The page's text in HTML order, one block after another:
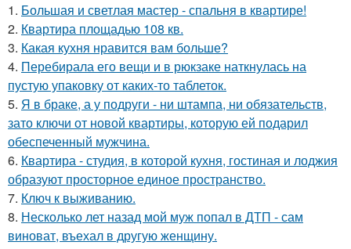
1. Большая и светлая мастер - спальня в квартире!
2. Квартира площадью 108 кв.
3. Какая кухня нравится вам больше?
4. Перебирала его вещи и в рюкзаке наткнулась на
пустую упаковку от каких-то таблеток.
5. Я в браке, а у подруги - ни штампа, ни обязательств,
зато ключи от новой квартиры, которую ей подарил
обеспеченный мужчина.
6. Квартира - студия, в которой кухня, гостиная и лоджия
образуют просторное единое пространство.
7. Ключ к выживанию.
8. Несколько лет назад мой муж попал в ДТП - сам
виноват, въехал в другую женщину.